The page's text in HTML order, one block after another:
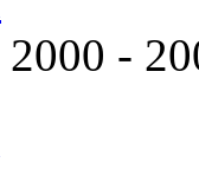
2000 -